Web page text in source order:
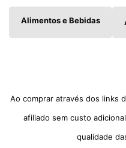
Alimentos e Bebidas
Ao comprar através dos links
afiliado sem custo
qualidade